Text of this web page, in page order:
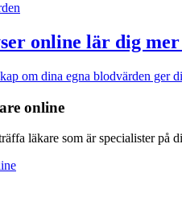
online lär dig
om dina egna blodvärden ger
online
läkare som är specialister på